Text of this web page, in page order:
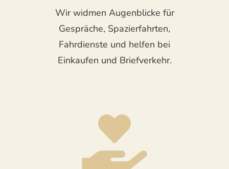
Wir widmen Augenblicke für
Gespräche, Spazierfahrten,
Fahrdienste und helfen bei
Einkaufen und Briefverkehr.